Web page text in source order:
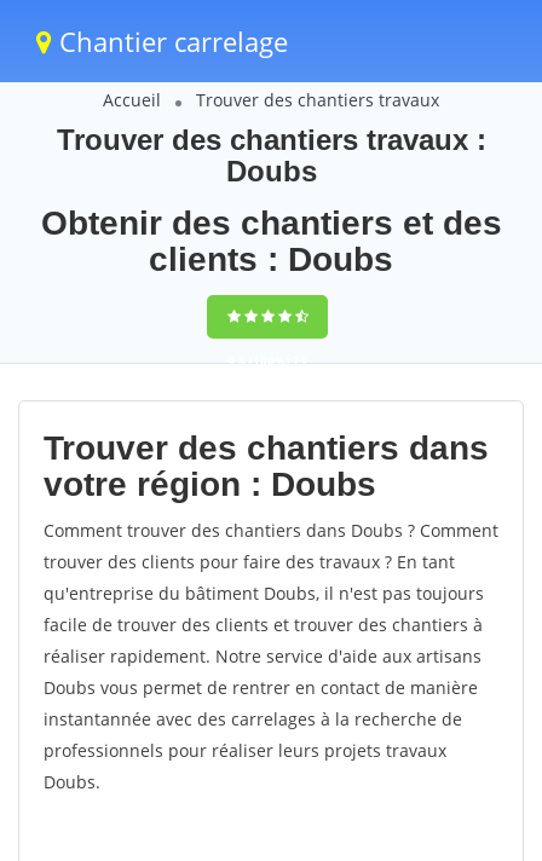
Chantier carrelage
Accueil Trouver des chantiers travaux
Trouver des chantiers travaux :
Doubs
Obtenir des chantiers et des
clients : Doubs
9,5(100%)71
votes
Trouver des chantiers dans
votre région : Doubs
Comment trouver des chantiers dans Doubs ? Comment
trouver des clients pour faire des travaux ? En tant
qu'entreprise du bâtiment Doubs, il n'est pas toujours
facile de trouver des clients et trouver des chantiers à
réaliser rapidement. Notre service d'aide aux artisans
Doubs vous permet de rentrer en contact de manière
instantannée avec des carrelages à la recherche de
professionnels pour réaliser leurs projets travaux
Doubs.